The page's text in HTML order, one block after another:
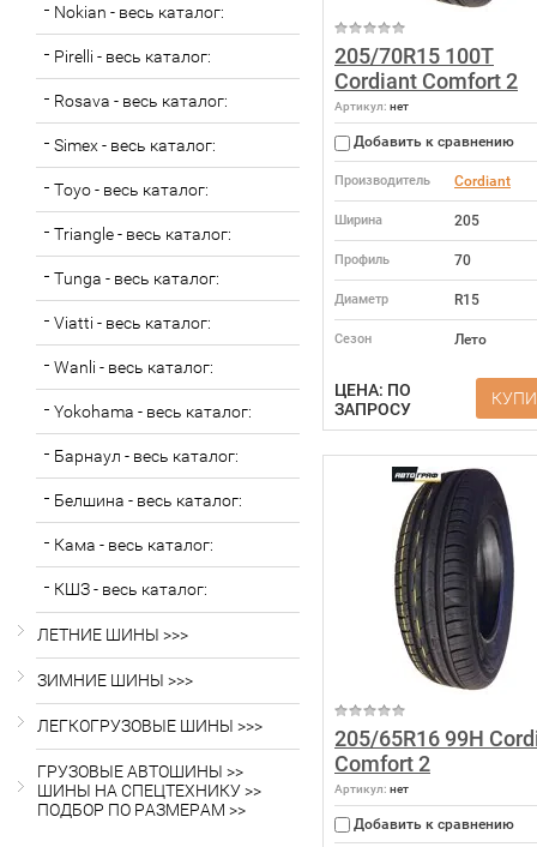
205/70R15 100T
Cordiant Comfort 2
Артикул: нет
Добавить к сравнению
Производитель Cordiant
Ширина 205
Профиль 70
Диаметр R15
Сезон Лето
ЦЕНА: ПО
ЗАПРОСУ
205/65R16 99H
Comfort 2
Артикул: нет
Добавить к сравнению
Nokian - весь каталог:
Pirelli - весь каталог:
Rosava - весь каталог:
Simex - весь каталог:
Toyo - весь каталог:
Triangle - весь каталог:
Tunga - весь каталог:
Viatti - весь каталог:
Wanli - весь каталог:
Yokohama - весь каталог:
Барнаул - весь каталог:
Белшина - весь каталог:
Кама - весь каталог:
КШЗ - весь каталог:
ЛЕТНИЕ ШИНЫ >>>
ЗИМНИЕ ШИНЫ >>>
ЛЕГКОГРУЗОВЫЕ ШИНЫ >>>
ГРУЗОВЫЕ АВТОШИНЫ >>
ШИНЫ НА СПЕЦТЕХНИКУ >>
ПОДБОР ПО РАЗМЕРАМ >>